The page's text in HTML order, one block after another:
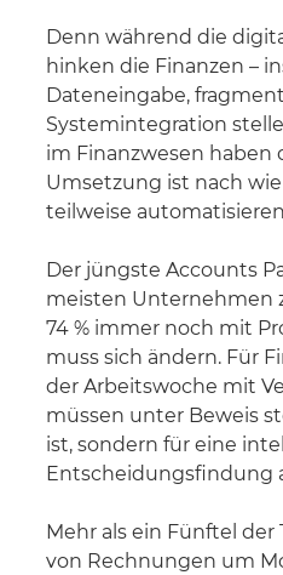
Denn während die
hinken die Finanzen –
Dateneingabe,
Systemintegration
im Finanzwesen haben
Umsetzung ist nach
teilweise
Der jüngste Accounts
meisten Unternehmen
74 % immer noch mit
muss sich ändern. Für
der Arbeitswoche mit
müssen unter Beweis
ist, sondern für eine
Entscheidungsfindung
Mehr als ein Fünftel
von Rechnungen um